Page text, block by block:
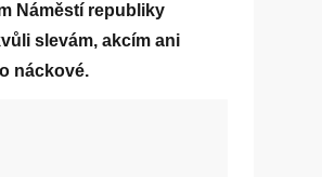
Náměstí republiky
slevám, akcím ani
náckové.